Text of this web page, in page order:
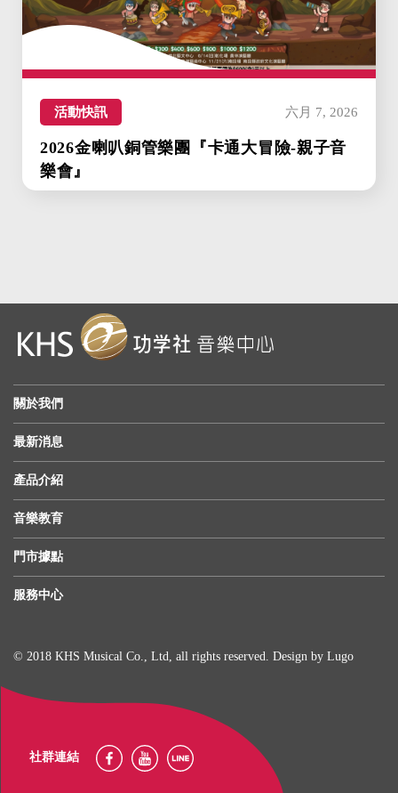
活動快訊 六月 7, 2026
2026金喇叭銅管樂團『卡通大冒險-親子音
樂會』
關於我們
最新消息
產品介紹
音樂教育
門市據點
服務中心
© 2018 KHS Musical Co., Ltd, all rights reserved. Design by Lugo
社群連結